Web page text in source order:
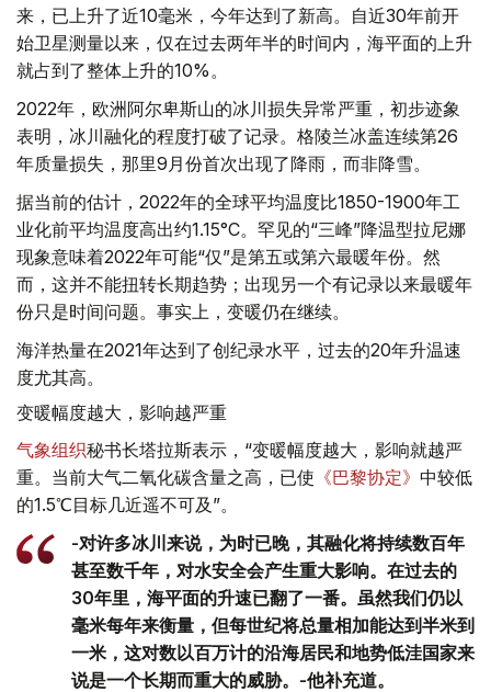
来，已上升了近10毫米，今年达到了新高。自近30年前开
始卫星测量以来，仅在过去两年半的时间内，海平面的上升
就占到了整体上升的10%。
2022年，欧洲阿尔卑斯山的冰川损失异常严重，初步迹象
表明，冰川融化的程度打破了记录。格陵兰冰盖连续第26
年质量损失，那里9月份首次出现了降雨，而非降雪。
据当前的估计，2022年的全球平均温度比1850-1900年工
业化前平均温度高出约1.15°C。罕见的“三峰”降温型拉尼娜
现象意味着2022年可能“仅”是第五或第六最暖年份。然
而，这并不能扭转长期趋势；出现另一个有记录以来最暖年
份只是时间问题。事实上，变暖仍在继续。
海洋热量在2021年达到了创纪录水平，过去的20年升温速
度尤其高。
变暖幅度越大，影响越严重
气象组织秘书长塔拉斯表示，“变暖幅度越大，影响就越严
重。当前大气二氧化碳含量之高，已使 《巴黎协定》 中较低
的1.5℃目标几近遥不可及”。
-对许多冰川来说，为时已晚，其融化将持续数百年
甚至数千年，对水安全会产生重大影响。在过去的
30年里，海平面的升速已翻了一番。虽然我们仍以
毫米每年来衡量，但每世纪将总量相加能达到半米到
一米，这对数以百万计的沿海居民和地势低洼国家来
说是一个长期而重大的威胁。-他补充道。